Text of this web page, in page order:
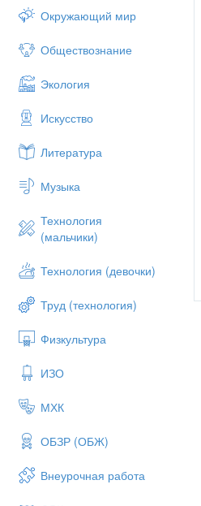
Окружающий мир
Обществознание
Экология
Искусство
Литература
Музыка
Технология
(мальчики)
Технология (девочки)
Труд (технология)
Физкультура
ИЗО
МХК
ОБЗР (ОБЖ)
Внеурочная работа